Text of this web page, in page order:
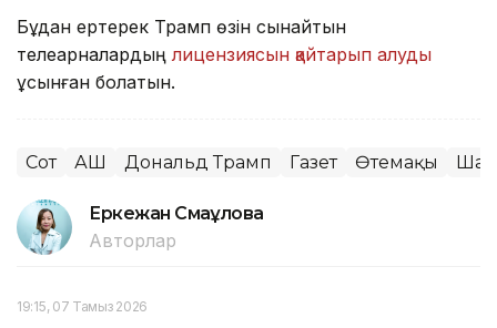
Бұдан ертерек Трамп өзін сынайтын
телеарналардың лицензиясын қайтарып алуды
ұсынған болатын.
Сот АҚШ Дональд Трамп Газет Өтемақы
Еркежан Смағұлова
Авторлар
19:15, 07 Тамыз 2026